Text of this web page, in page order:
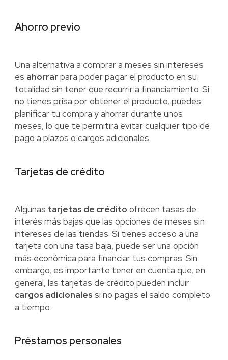
Ahorro previo
Una alternativa a comprar a meses sin intereses
es ahorrarpara poder pagar el producto en su
totalidad sin tener que recurrir a financiamiento. Si
no tienes prisa por obtener el producto, puedes
planificar tu compra y ahorrar durante unos
meses, lo que te permitirá evitar cualquier tipo de
pago a plazos o cargos adicionales.
Tarjetas de crédito
Algunas tarjetas de crédito ofrecen tasas de
interés más bajas que las opciones de meses sin
intereses de las tiendas. Si tienes acceso a una
tarjeta con una tasa baja, puede ser una opción
más económica para financiar tus compras. Sin
embargo, es importante tener en cuenta que, en
general, las tarjetas de crédito pueden incluir
cargos adicionales si no pagas el saldo completo
a tiempo.
Préstamos personales